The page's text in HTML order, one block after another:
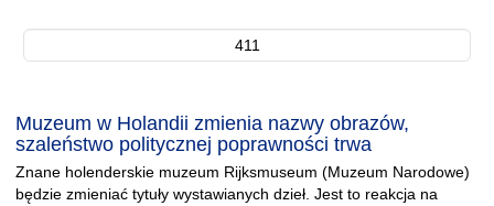
411
Muzeum w Holandii zmienia nazwy obrazów,
szaleństwo politycznej poprawności trwa
Znane holenderskie muzeum Rijksmuseum (Muzeum Narodowe)
będzie zmieniać tytuły wystawianych dzieł. Jest to reakcja na